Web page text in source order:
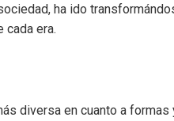
ha ido
cada era.
diversa en cuanto a